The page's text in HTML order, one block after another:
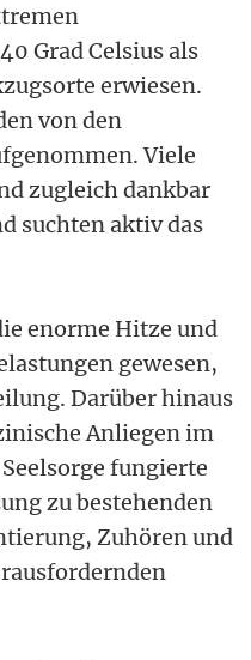
Grad Celsius als
erwiesen.
von den
Viele
zugleich dankbar
suchten aktiv das
enorme Hitze und
gewesen,
Darüber hinaus
Anliegen im
fungierte
zu bestehenden
Zuhören und